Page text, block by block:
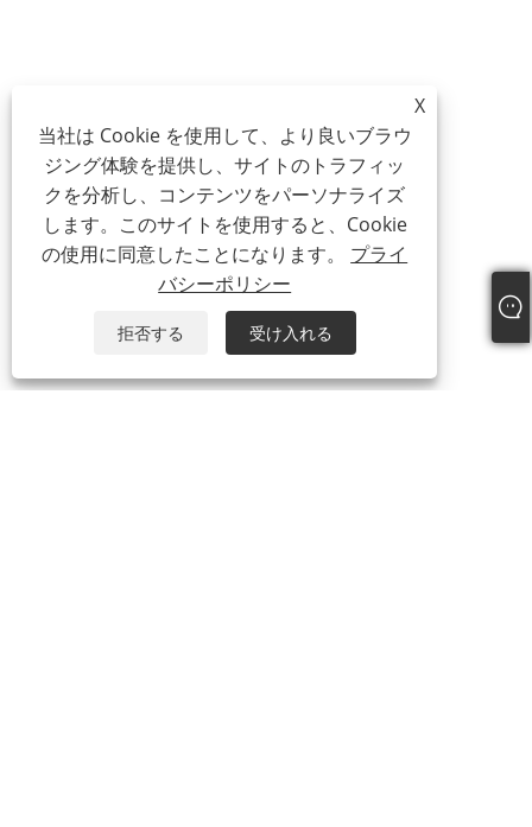
X
当社は Cookie を使用して、より良いブラウ
ジング体験を提供し、サイトのトラフィッ
クを分析し、コンテンツをパーソナライズ
します。このサイトを使用すると、Cookie
の使用に同意したことになります。 プライ
バシーポリシー
拒否する 受け入れる